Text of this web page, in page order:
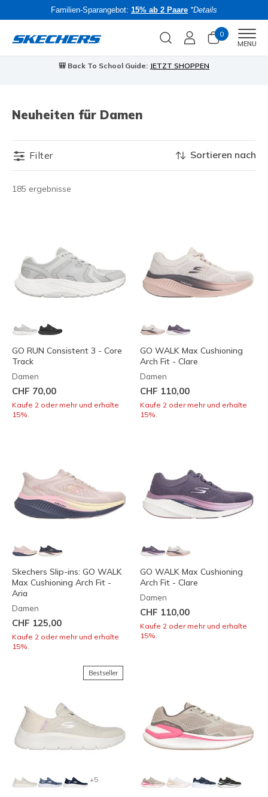
Familien-Sparangebot: 15% ab 2 Paare *Details
0
MENU
🎒 Back To School Guide: JETZT SHOPPEN
Neuheiten für Damen
Filter
185 ergebnisse
Sortieren nach
GO RUN Consistent 3 - Core
Track
Damen
CHF 70,00
Kaufe 2 oder mehr und erhalte
15%.
GO WALK Max Cushioning
Arch Fit - Clare
Damen
CHF 110,00
Kaufe 2 oder mehr und erhalte
15%.
Skechers Slip-ins: GO WALK
Max Cushioning Arch Fit -
Aria
Damen
CHF 125,00
Kaufe 2 oder mehr und erhalte
15%.
GO WALK Max Cushioning
Arch Fit - Clare
Damen
CHF 110,00
Kaufe 2 oder mehr und erhalte
15%.
Bestseller
+5